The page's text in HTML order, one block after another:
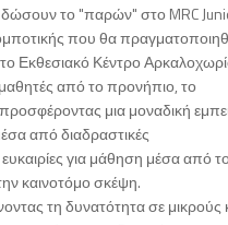
δώσουν το "παρών" στο MRC
που θα
Εκθεσιακό Κέντρο
από το προνήπιο, το
μια μοναδική
από διαδραστικές
για μάθηση μέσα από
καινοτόμο σκέψη.
τη δυνατότητα σε μικρούς